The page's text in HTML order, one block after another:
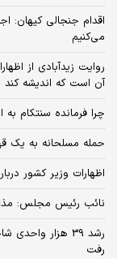
اقدام جنجالی کیهان:
می‌کنیم
روایت زیدآبادی از
آن است که اندیشه کند
چرا فرمانده سنتکام به
حمله مسلحانه به یک
اظهارات وزیر کشور
نائب رئیس مجلس:
رشد 39 هزار
رفت